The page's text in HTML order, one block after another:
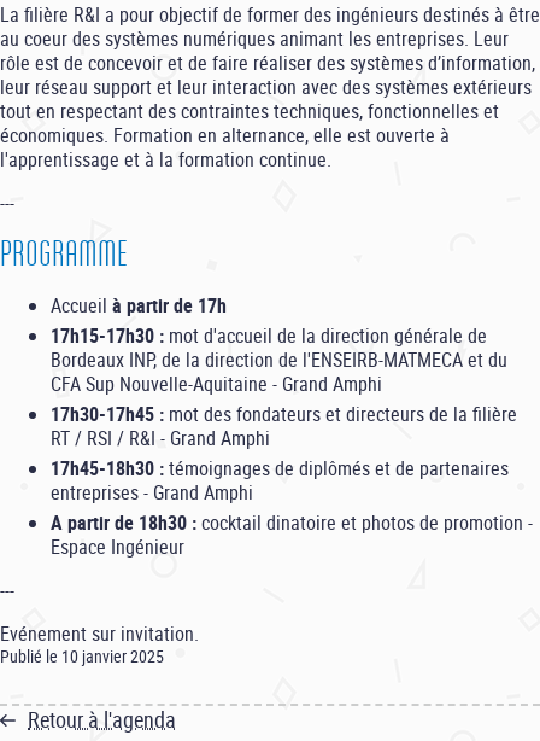
La filière R&I a pour objectif de former des ingénieurs destinés à être
au coeur des systèmes numériques animant les entreprises. Leur
rôle est de concevoir et de faire réaliser des systèmes d’information,
leur réseau support et leur interaction avec des systèmes extérieurs
tout en respectant des contraintes techniques, fonctionnelles et
économiques. Formation en alternance, elle est ouverte à
l'apprentissage et à la formation continue.
---
PROGRAMME
Accueil à partir de 17h
17h15-17h30 : mot d'accueil de la direction générale de
Bordeaux INP, de la direction de l'ENSEIRB-MATMECA et du
CFA Sup Nouvelle-Aquitaine - Grand Amphi
17h30-17h45 : mot des fondateurs et directeurs de la filière
RT / RSI / R&I - Grand Amphi
17h45-18h30 :témoignages de diplômés et de partenaires
entreprises - Grand Amphi
A partir de 18h30 :cocktail dinatoire et photos de promotion -
Espace Ingénieur
---
Evénement sur invitation.
Publié le 10 janvier 2025
Retour à l'agenda